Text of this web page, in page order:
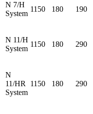
N 7/H
System
1150 180 190
N 11/H
System
1150 180 290
N
11/HR
System
1150 180 290